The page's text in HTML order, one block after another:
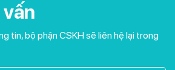
tin, bộ phận CSKH sẽ liên hệ lại trong